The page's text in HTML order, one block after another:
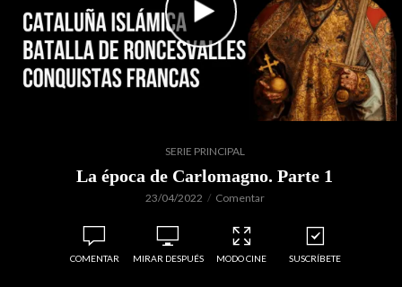
SERIE PRINCIPAL
La época de Carlomagno. Parte 1
23/04/2022 Comentar
COMENTAR MIRAR DESPUÉS MODO CINE SUSCRÍBETE